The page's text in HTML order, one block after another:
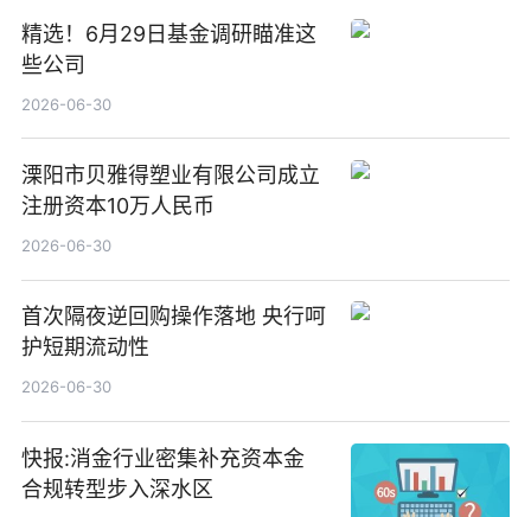
精选！6月29日基金调研瞄准这
些公司
2026-06-30
溧阳市贝雅得塑业有限公司成立
注册资本10万人民币
2026-06-30
首次隔夜逆回购操作落地 央行呵
护短期流动性
2026-06-30
快报:消金行业密集补充资本金
合规转型步入深水区